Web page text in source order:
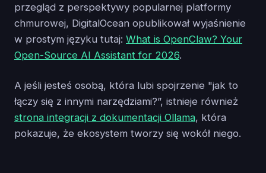
przegląd z perspektywy popularnej platformy
chmurowej, DigitalOcean opublikował wyjaśnienie
w prostym języku tutaj: What is OpenClaw? Your
Open-Source AI Assistant for 2026.
A jeśli jesteś osobą, która lubi spojrzenie "jak to
łączy się z innymi narzędziami?”, istnieje również
strona integracji z dokumentacji Ollama, która
pokazuje, że ekosystem tworzy się wokół niego.